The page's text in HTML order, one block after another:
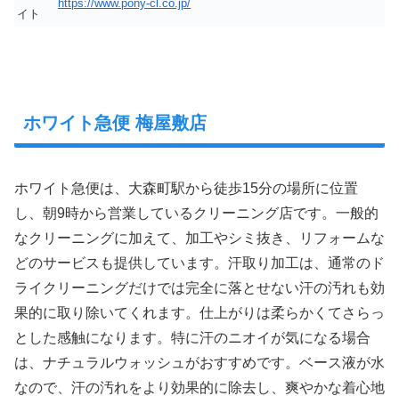
イト
https://www.pony-cl.co.jp/
ホワイト急便 梅屋敷店‎
ホワイト急便は、大森町駅から徒歩15分の場所に位置
し、朝9時から営業しているクリーニング店です。一般的
なクリーニングに加えて、加工やシミ抜き、リフォームな
どのサービスも提供しています。汗取り加工は、通常のド
ライクリーニングだけでは完全に落とせない汗の汚れも効
果的に取り除いてくれます。仕上がりは柔らかくてさらっ
とした感触になります。特に汗のニオイが気になる場合
は、ナチュラルウォッシュがおすすめです。ベース液が水
なので、汗の汚れをより効果的に除去し、爽やかな着心地